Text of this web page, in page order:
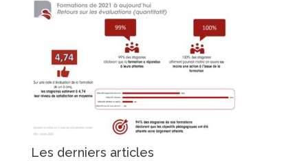
Les derniers articles